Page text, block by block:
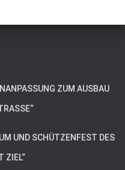
ZUM AUSBAU
UND SCHÜTZENFEST DES
ZIEL“